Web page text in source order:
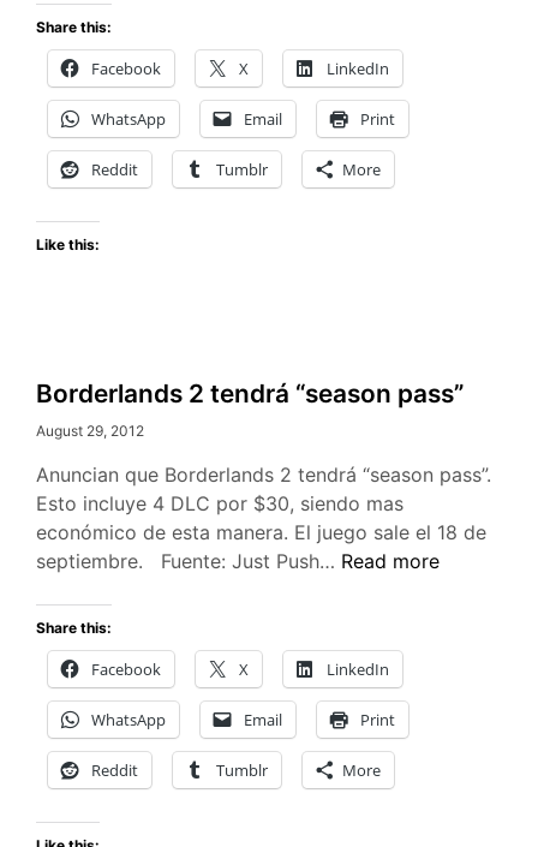
aniversario
Metal
Gear
Share this:
Facebook X LinkedIn
WhatsApp Email Print
Reddit Tumblr More
Like this:
Borderlands 2 tendrá “season pass”
August 29, 2012
Anuncian que Borderlands 2 tendrá “season pass”.
Esto incluye 4 DLC por $30, siendo mas
económico de esta manera. El juego sale el 18 de
septiembre. Fuente: Just Push… Borderlands
“season
pass”
Read more
Share this:
Facebook X LinkedIn
WhatsApp Email Print
Reddit Tumblr More